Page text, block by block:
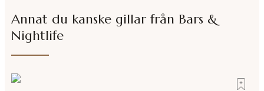
Annat du kanske gillar från Bars &
Nightlife